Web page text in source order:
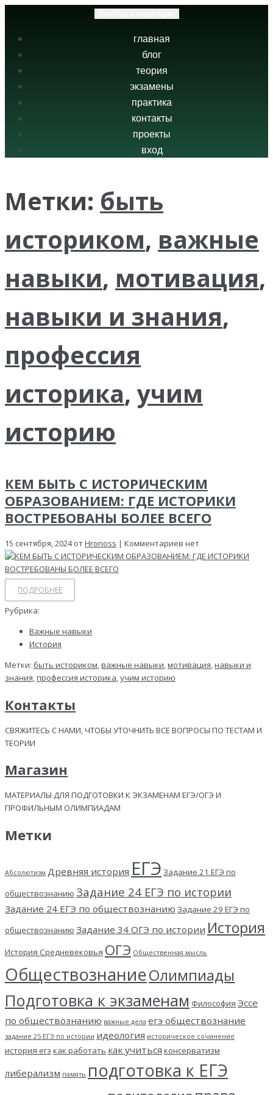
главная
блог
теория
экзамены
практика
контакты
проекты
вход
Метки: быть
историком, важные
навыки, мотивация,
навыки и знания,
профессия
историка,учим
историю
КЕМ БЫТЬ С ИСТОРИЧЕСКИМ
ОБРАЗОВАНИЕМ: ГДЕ ИСТОРИКИ
ВОСТРЕБОВАНЫ БОЛЕЕ ВСЕГО
15 сентября, 2024 отHronoss | Комментариев нет
ПОДРОБНЕЕ
Рубрика:
Важные навыки
История
Метки: быть историком,важные навыки,мотивация,навыки и
знания,профессия историка,учим историю
Контакты
СВЯЖИТЕСЬ С НАМИ, ЧТОБЫ УТОЧНИТЬ ВСЕ ВОПРОСЫ ПО ТЕСТАМ И
ТЕОРИИ
Магазин
МАТЕРИАЛЫ ДЛЯ ПОДГОТОВКИ К ЭКЗАМЕНАМ ЕГЭ/ОГЭ И
ПРОФИЛЬНЫМ ОЛИМПИАДАМ
Метки
Абсолютизм Древняя история ЕГЭ Задание 21 ЕГЭ по
обществознанию Задание 24 ЕГЭ по истории
Задание 24 ЕГЭ по обществознанию Задание 29 ЕГЭ по
обществознанию Задание 34 ОГЭ по истории История
История Средневековья ОГЭ Общественная мысль
ОбществознаниеОлимпиады
Подготовка к экзаменам Философия Эссе
по обществознанию важные дела егэ обществознание
задание 25 ЕГЭ по истории идеология историческое сочинение
история егэ как работать как учиться консерватизм
либерализм память подготовка к ЕГЭ